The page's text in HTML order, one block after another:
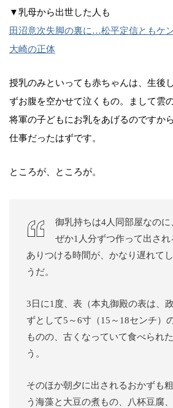
▼乳母から出世した人も
田沼意次失脚の裏に…松平定信ともケ
大崎の正体
授乳のみといっても赤ちゃんは、生後
ずお腹を空かせて泣くもの。まして雲
将軍の子どもにお乳をあげるのですか
仕事だったはずです。
ところが、ところが。
御乳持ちは4人同部屋なの
ぜか1人分ずつ作って出さ
ありつける時間が、かなり遅れて
うだ。
3日に1度、表（本丸御殿の表は、
ずとして5～6寸（15～18センチ）
ものの、古くなっていて食べられ
う。
そのほか朝夕に出されるおかずも
う海藻と大豆の煮もの、八杯豆腐